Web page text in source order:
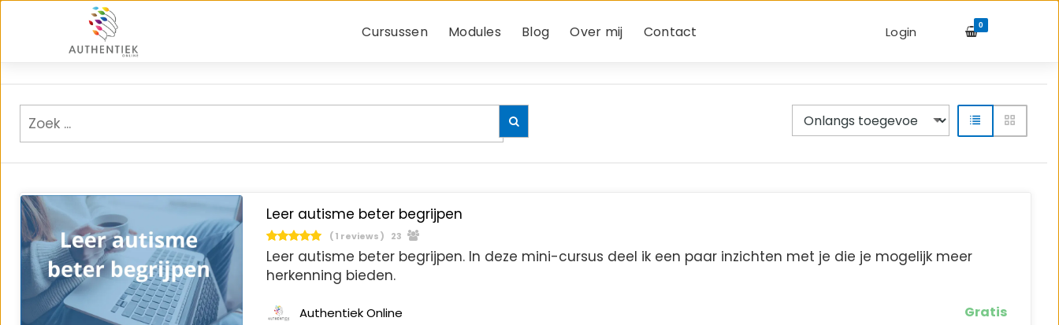
Cursussen Modules Blog Over mij Contact Login 0
Leer autisme beter begrijpen
( 1 reviews ) 23
Leer autisme beter begrijpen. In deze mini-cursus deel ik een paar inzichten met je die je mogelijk meer
herkenning bieden.
Authentiek Online Gratis